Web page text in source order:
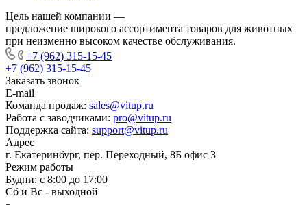
Цель нашей компании —
предложение широкого ассортимента товаров для животных
при неизменно высоком качестве обслуживания.
+7 (962) 315-15-45
+7 (962) 315-15-45
Заказать звонок
E-mail
Команда продаж: sales@vitup.ru
Работа с заводчиками: pro@vitup.ru
Поддержка сайта: support@vitup.ru
Адрес
г. Екатеринбург, пер. Переходный, 8Б офис 3
Режим работы
Будни: с 8:00 до 17:00
Сб и Вс - выходной